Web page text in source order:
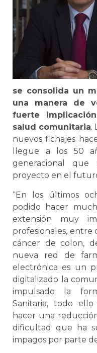
se consolida un
una manera de
fuerte
salud comunitaria.
nuevos fichajes
llegue a los 50
generacional que
proyecto en el
“En los últimos
podido hacer
extensión muy
profesionales, entre
cáncer de colon,
nueva red de
electrónica es un
digitalizado la
impulsado la
Sanitaria, todo
hacer una
dificultad que ha
impagos por parte